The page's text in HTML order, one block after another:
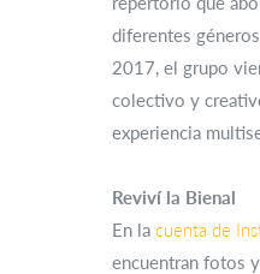
diferentes
2017, el grupo
colectivo y
experiencia
Reviví la Bienal
En la cuenta de
encuentran fotos